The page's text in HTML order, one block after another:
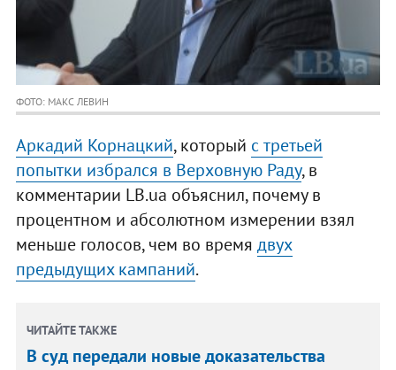
ФОТО: МАКС ЛЕВИН
Аркадий Корнацкий, который с третьей
попытки избрался в Верховную Раду, в
комментарии LB.ua объяснил, почему в
процентном и абсолютном измерении взял
меньше голосов, чем во время двух
предыдущих кампаний.
ЧИТАЙТЕ ТАКЖЕ
В суд передали новые доказательства